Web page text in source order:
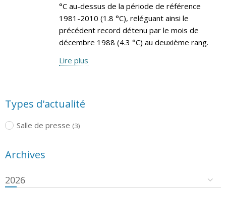
°C au-dessus de la période de référence
1981-2010 (1.8 °C), reléguant ainsi le
précédent record détenu par le mois de
décembre 1988 (4.3 °C) au deuxième rang.
Lire plus
Types d'actualité
Salle de presse (3)
Archives
2026